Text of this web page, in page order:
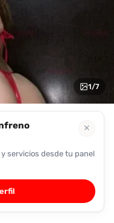
1/7
✕
servicios desde tu panel